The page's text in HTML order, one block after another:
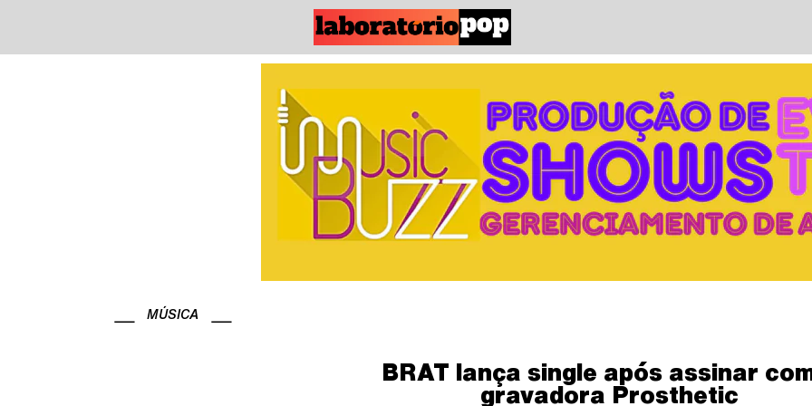
MÚSICA
BRAT lança single após assinar
gravadora Prosthetic